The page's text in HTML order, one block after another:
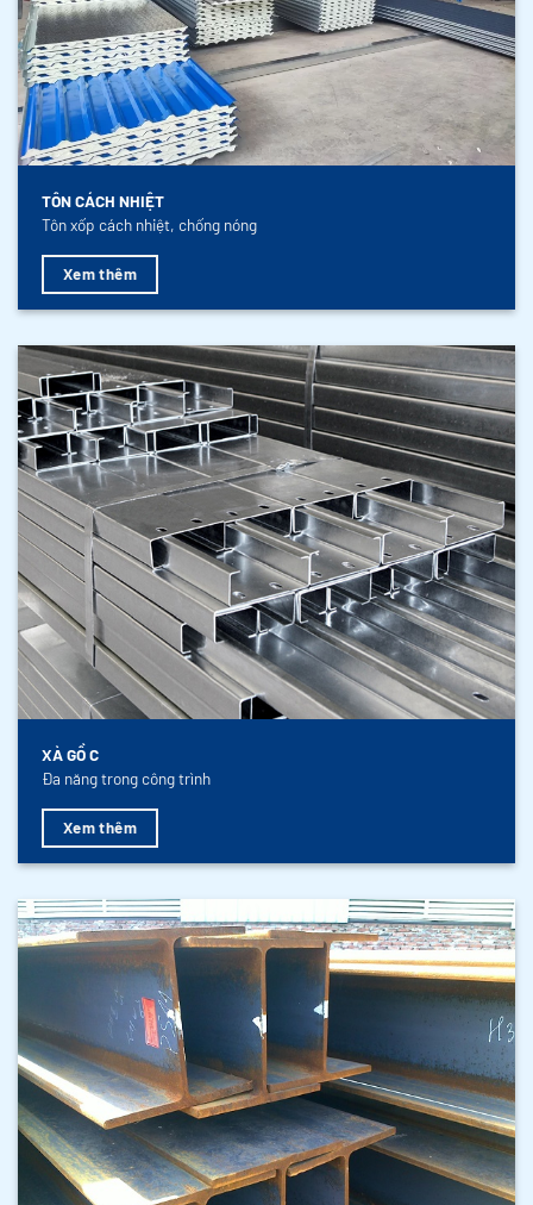
TÔN CÁCH NHIỆT
Tôn xốp cách nhiệt, chống nóng
Xem thêm
XÀ GỒ C
Đa năng trong công trình
Xem thêm